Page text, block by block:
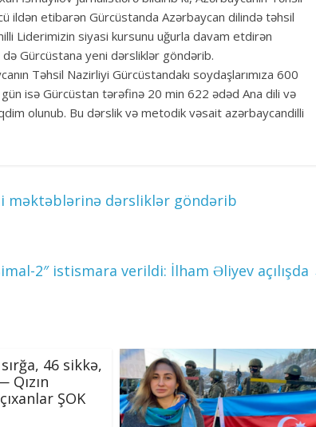
ildən etibarən Gürcüstanda Azərbaycan dilində təhsil
Liderimizin siyasi kursunu uğurla davam etdirən
də Gürcüstana yeni dərsliklər göndərib.
Təhsil Nazirliyi Gürcüstandakı soydaşlarımıza 600
isə Gürcüstan tərəfinə 20 min 622 ədəd Ana dili və
olunub. Bu dərslik və metodik vəsait azərbaycandilli
məktəblərinə dərsliklər göndərib
2″ istismara verildi: İlham Əliyev açılışda
46 sikkə,
Qızın
ŞOK